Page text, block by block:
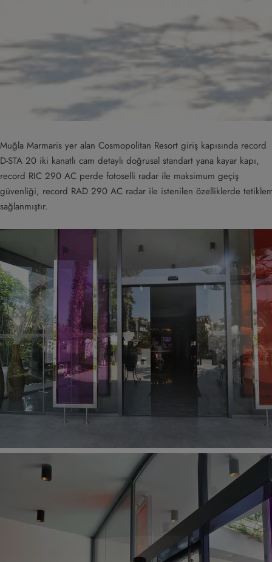
Muğla Marmaris yer alan Cosmopolitan Resort giriş kapısında record
D-STA 20 iki kanatlı cam detaylı doğrusal standart yana kayar kapı,
record RIC 290 AC perde fotoselli radar ile maksimum geçiş
güvenliği, record RAD 290 AC radar ile istenilen özelliklerde
sağlanmıştır.